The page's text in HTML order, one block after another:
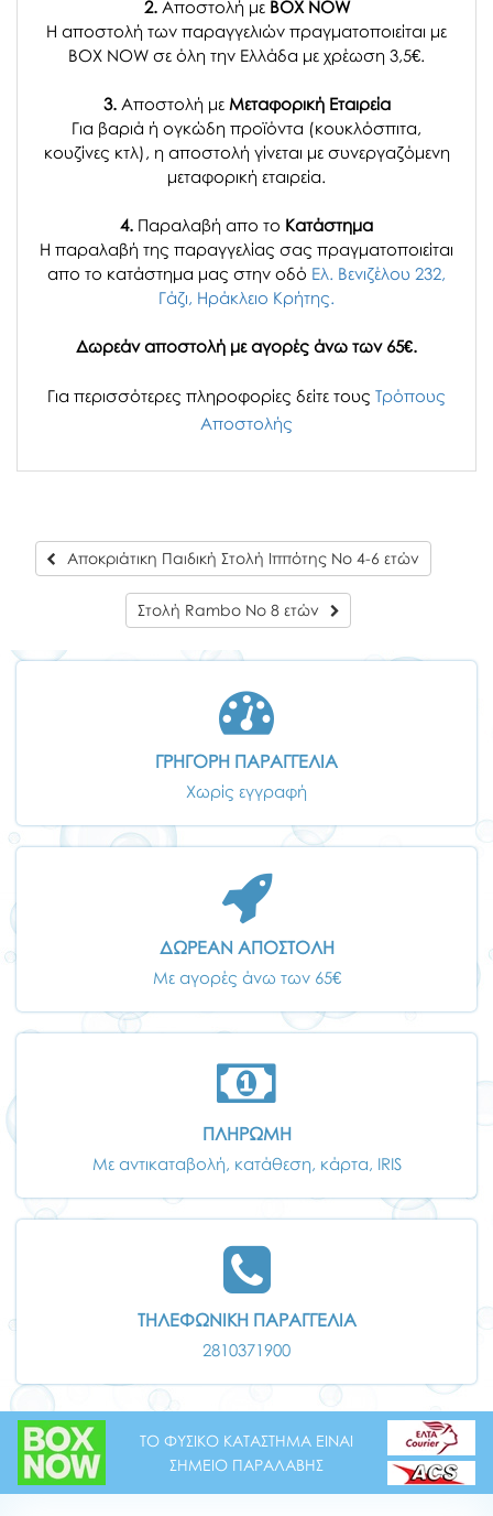
2. Αποστολή μεBOX NOW
Η αποστολή των παραγγελιών πραγματοποιείται με
BOX NOW σε όλη την Ελλάδα με χρέωση 3,5€.
3. Αποστολή μεΜεταφορική Εταιρεία
Για βαριά ή ογκώδη προϊόντα (κουκλόσπιτα,
κουζίνες κτλ), η αποστολή γίνεται με συνεργαζόμενη
μεταφορική εταιρεία.
4. Παραλαβή απο το Κατάστημα
H παραλαβή της παραγγελίας σας πραγματοποιείται
απο το κατάστημα μας στην οδό Ελ. Βενιζέλου 232,
Γάζι, Ηράκλειο Κρήτης.
Δωρεάν αποστολή με αγορές άνω των 65€.
Για περισσότερες πληροφορίες δείτε τους Τρόπους
Αποστολής
Αποκριάτικη Παιδική Στολή Ιππότης Νο 4-6 ετών
Στολή Rambo Νο 8 ετών
ΓΡΗΓΟΡΗ ΠΑΡΑΓΓΕΛΙΑ
Χωρίς εγγραφή
ΔΩΡΕΑΝ ΑΠΟΣΤΟΛΗ
Με αγορές άνω των 65€
ΠΛΗΡΩΜΗ
Με αντικαταβολή, κατάθεση, κάρτα, IRIS
ΤΗΛΕΦΩΝΙΚΗ ΠΑΡΑΓΓΕΛΙΑ
2810371900
ΤΟ ΦΥΣΙΚΟ ΚΑΤΑΣΤΗΜΑ ΕΙΝΑΙ
ΣΗΜΕΙΟ ΠΑΡΑΛΑΒΗΣ